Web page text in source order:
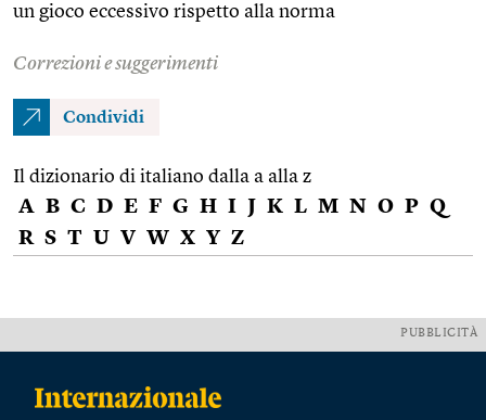
un gioco eccessivo rispetto alla norma
Correzioni e suggerimenti
Condividi
Il dizionario di italiano dalla a alla z
A B C D E F G H I J K L M N O P Q
R S T U V W X Y Z
PUBBLICITÀ